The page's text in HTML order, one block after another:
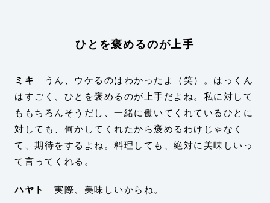
ひとを褒めるのが上手
ミキ
うん、ウケるのはわかったよ（笑）。はっくん
はすごく、ひとを褒めるのが上手だよね。私に対して
ももちろんそうだし、一緒に働いてくれているひとに
対しても、何かしてくれたから褒めるわけじゃなく
て、期待をするよね。料理しても、絶対に美味しいっ
て言ってくれる。
ハヤト 実際、美味しいからね。